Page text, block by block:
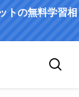
トの無料学習相